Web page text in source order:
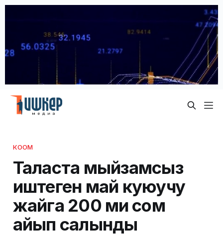
КООМ
Таласта мыйзамсыз
иштеген май куюучу
жайга 200 миң сом
айып салынды